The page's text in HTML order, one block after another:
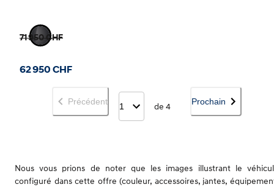
71 950 CHF
62 950 CHF
Précédent 1 de 4 Prochain
Nous vous prions de noter que les images illustrant le
configuré dans cette offre (couleur, accessoires, jantes,